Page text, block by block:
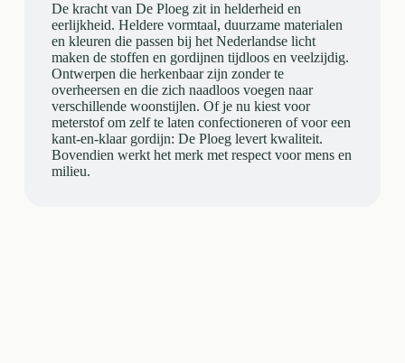
De kracht van De Ploeg zit in helderheid en
eerlijkheid. Heldere vormtaal, duurzame materialen
en kleuren die passen bij het Nederlandse licht
maken de stoffen en gordijnen tijdloos en veelzijdig.
Ontwerpen die herkenbaar zijn zonder te
overheersen en die zich naadloos voegen naar
verschillende woonstijlen. Of je nu kiest voor
meterstof om zelf te laten confectioneren of voor een
kant-en-klaar gordijn: De Ploeg levert kwaliteit.
Bovendien werkt het merk met respect voor mens en
milieu.